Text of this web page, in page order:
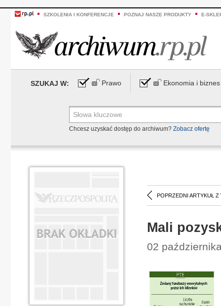
SZKOLENIA I KONFERENCJE POZNAJ NASZE PRODUKTY E-
SZUKAJ W: Prawo Ekonomia i biznes
Chcesz uzyskać dostęp do archiwum? Zobacz ofertę
POPRZEDNI ARTYKUŁ Z
Mali
02